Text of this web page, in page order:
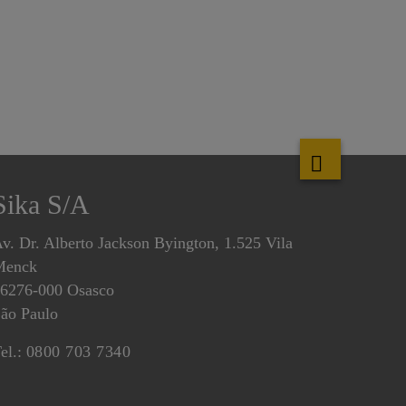
S/A
Dr. Alberto Jackson Byington, 1.525 Vila
000 Osasco
Paulo
0800 703 7340